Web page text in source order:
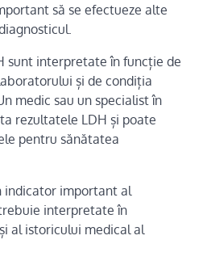
să se efectueze alte
sunt interpretate în funcție de
și de condiția
medic sau un specialist în
rezultatele LDH și poate
pentru sănătatea
indicator important al
interpretate în
al istoricului medical al